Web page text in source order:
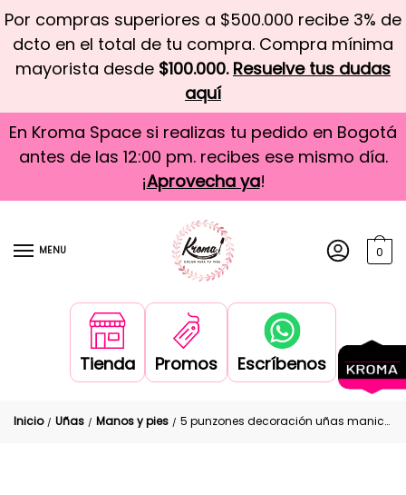
Por compras superiores a $500.000 recibe 3% de
dcto en el total de tu compra. Compra mínima
mayorista desde $100.000. Resuelve tus dudas
aquí
En Kroma Space si realizas tu pedido en Bogotá
antes de las 12:00 pm. recibes ese mismo día.
¡Aprovecha ya!
MENU 0
Tienda Promos Escríbenos
Inicio / Uñas / Manos y pies / 5 punzones decoración uñas manicure